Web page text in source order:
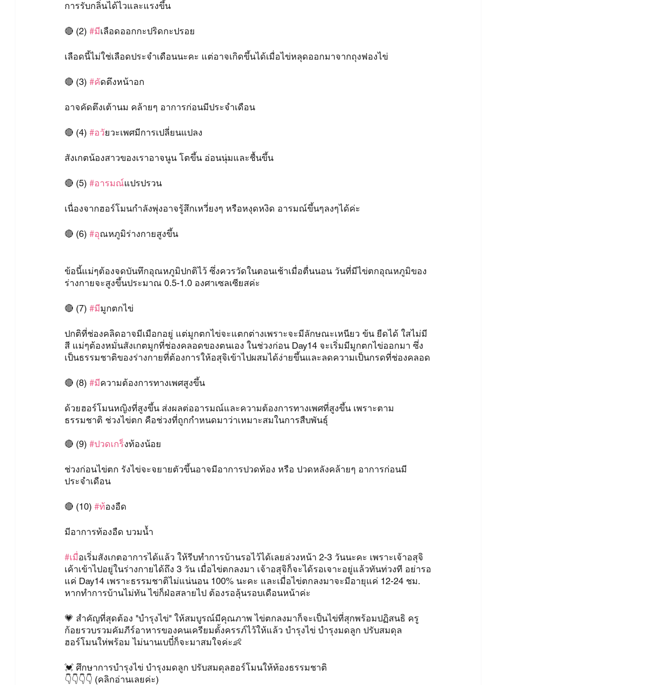
การรับกลิ่นได้ไวและแรงขึ้น
🔴 (2) #มีเลือดออกกะปริดกะปรอย
เลือดนี้ไม่ใช่เลือดประจำเดือนนะคะ แต่อาจเกิดขึ้นได้เมื่อไข่หลุดออกมาจากถุงฟองไข่
🔴 (3) #คัดตึงหน้าอก
อาจคัดตึงเต้านม คล้ายๆ อาการก่อนมีประจำเดือน
🔴 (4) #อวัยวะเพศมีการเปลี่ยนแปลง
สังเกตน้องสาวของเราอาจนูน โตขึ้น อ่อนนุ่มและชื้นขึ้น
🔴 (5) #อารมณ์แปรปรวน
เนื่องจากฮอร์โมนกำลังพุ่งอาจรู้สึกเหวี่ยงๆ หรือหงุดหงิด อารมณ์ขึ้นๆลงๆได้ค่ะ
🔴 (6) #อุณหภูมิร่างกายสูงขึ้น
ข้อนี้แม่ๆต้องจดบันทึกอุณหภูมิปกติไว้ ซึ่งควรวัดในตอนเช้าเมื่อตื่นนอน วันที่มีไข่ตกอุณหภูมิของ
ร่างกายจะสูงขึ้นประมาณ 0.5-1.0 องศาเซลเซียสค่ะ
🔴 (7) #มีมูกตกไข่
ปกติที่ช่องคลิดอาจมีเมือกอยู่ แต่มูกตกไข่จะแตกต่างเพราะจะมีลักษณะเหนียว ข้น ยืดได้ ใสไม่มี
สี แม่ๆต้องหมั่นสังเกตมูกที่ช่องคลอดของตนเอง ในช่วงก่อน Day14 จะเริ่มมีมูกตกไข่ออกมา ซึ่ง
เป็นธรรมชาติของร่างกายที่ต้องการให้อสุจิเข้าไปผสมได้ง่ายขึ้นและลดความเป็นกรดที่ช่องคลอด
🔴 (8) #มีความต้องการทางเพศสูงขึ้น
ด้วยฮอร์โมนหญิงที่สูงขึ้น ส่งผลต่ออารมณ์และความต้องการทางเพศที่สูงขึ้น เพราะตาม
ธรรมชาติ ช่วงไข่ตก คือช่วงที่ถูกกำหนดมาว่าเหมาะสมในการสืบพันธุ์
🔴 (9) #ปวดเกร็งท้องน้อย
ช่วงก่อนไข่ตก รังไข่จะจยายตัวขึ้นอาจมีอาการปวดท้อง หรือ ปวดหลังคล้ายๆ อาการก่อนมี
ประจำเดือน
🔴 (10) #ท้องอืด
มีอาการท้องอืด บวมน้ำ
#เมื่อเริ่มสังเกตอาการได้แล้ว ให้รีบทำการบ้านรอไว้ได้เลยล่วงหน้า 2-3 วันนะคะ เพราะเจ้าอสุจิ
เค้าเข้าไปอยู่ในร่างกายได้ถึง 3 วัน เมื่อไข่ตกลงมา เจ้าอสุจิก็จะได้รอเจาะอยู่แล้วทันท่วงที อย่ารอ
แค่ Day14 เพราะธรรมชาติไม่แน่นอน 100% นะคะ และเมื่อไข่ตกลงมาจะมีอายุแค่ 12-24 ชม.
หากทำการบ้านไม่ทัน ไข่ก็ฝ่อสลายไป ต้องรอลุ้นรอบเดือนหน้าค่ะ
💗 สำคัญที่สุดต้อง "บำรุงไข่" ให้สมบูรณ์มีคุณภาพ ไข่ตกลงมาก็จะเป็นไข่ที่สุกพร้อมปฏิสนธิ ครู
ก้อยรวบรวมคัมภีร์อาหารของคนเครียมตั้งครรภ์ไว้ให้แล้ว บำรุงไข่ บำรุงมดลูก ปรับสมดุล
ฮอร์โมนให่พร้อม ไม่นานเบบี๋ก็จะมาสมใจค่ะ👶
💓 ศึกษาการบำรุงไข่ บำรุงมดลูก ปรับสมดุลฮอร์โมนให้ท้องธรรมชาติ
👇👇👇👇 (คลิกอ่านเลยค่ะ)